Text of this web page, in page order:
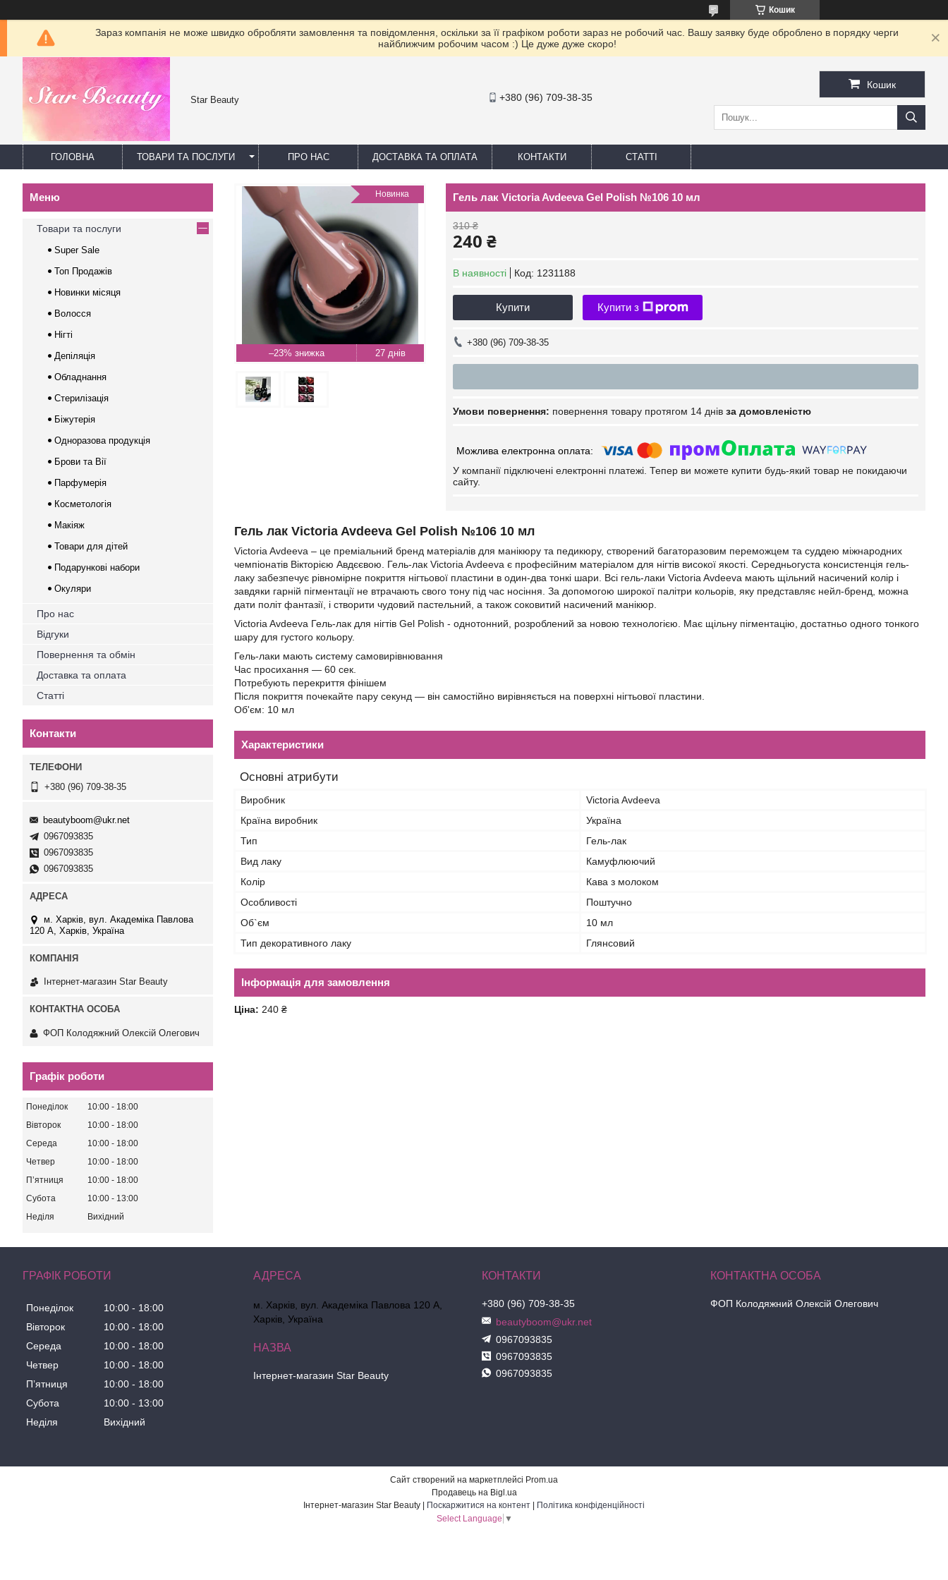
Кошик
Зараз компанія не може швидко обробляти замовлення та повідомлення, оскільки за її графіком роботи зараз не робочий час. Вашу заявку буде оброблено в порядку черги
найближчим робочим часом :) Це дуже дуже скоро!
Star Beauty +380 (96) 709-38-35
Кошик
ГОЛОВНА ТОВАРИ ТА ПОСЛУГИ ПРО НАС ДОСТАВКА ТА ОПЛАТА КОНТАКТИ СТАТТІ
–23% 27 днів
Новинка Гель лак Victoria Avdeeva Gel Polish №106 10 мл
310 ₴
240 ₴
В наявності Код: 1231188
Купити Купити з
+380 (96) 709-38-35
повернення товару протягом 14 днів за домовленістю
У компанії підключені електронні платежі. Тепер ви можете купити будь-який товар не покидаючи
сайту.
Гель лак Victoria Avdeeva Gel Polish №106 10 мл
Victoria Avdeeva – це преміальний бренд матеріалів для манікюру та педикюру, створений багаторазовим переможцем та суддею міжнародних
чемпіонатів Вікторією Авдєєвою. Гель-лак Victoria Avdeeva є професійним матеріалом для нігтів високої якості. Середньогуста консистенція гель-
лаку забезпечує рівномірне покриття нігтьової пластини в один-два тонкі шари. Всі гель-лаки Victoria Avdeeva мають щільний насичений колір і
завдяки гарній пігментації не втрачають свого тону під час носіння. За допомогою широкої палітри кольорів, яку представляє нейл-бренд, можна
дати політ фантазії, і створити чудовий пастельний, а також соковитий насичений манікюр.
Victoria Avdeeva Гель-лак для нігтів Gel Polish - однотонний, розроблений за новою технологією. Має щільну пігментацію, достатньо одного тонкого
шару для густого кольору.
Гель-лаки мають систему самовирівнювання
Час просихання ― 60 сек.
Потребують перекриття фінішем
Після покриття почекайте пару секунд ― він самостійно вирівняється на поверхні нігтьової пластини.
Об'єм: 10 мл
Характеристики
Основні атрибути
Виробник
Victoria Avdeeva
Країна виробник
Україна
Тип
Гель-лак
Вид лаку
Камуфлюючий
Колір
Кава з молоком
Особливості
Поштучно
Об`єм
10 мл
Тип декоративного лаку
Глянсовий
Інформація для замовлення
Ціна: 240 ₴
Товари та послуги
Super Sale
Топ Продажів
Новинки місяця
Волосся
Нігті
Депіляція
Обладнання
Стерилізація
Біжутерія
Одноразова продукція
Брови та Вії
Парфумерія
Косметологія
Макіяж
Товари для дітей
Подарункові набори
Окуляри
Про нас
Відгуки
Повернення та обмін
Доставка та оплата
Статті
Контакти
+380 (96) 709-38-35
beautyboom@ukr.net
0967093835
0967093835
0967093835
м. Харків, вул. Академіка Павлова
120 А, Харків, Україна
Інтернет-магазин Star Beauty
ФОП Колодяжний Олексій Олегович
Графік роботи
Понеділок 10:00
18:00
Вівторок
10:00
18:00
Середа
10:00
18:00
Четвер
10:00
18:00
Пʼятниця
10:00
18:00
Субота
10:00
13:00
Неділя
Вихідний
ГРАФІК РОБОТИ
Понеділок 10:00
18:00
Вівторок
10:00
18:00
Середа
10:00
18:00
Четвер
10:00
18:00
Пʼятниця
10:00
18:00
Субота
10:00
13:00
Неділя
Вихідний
м. Харків, вул. Академіка Павлова 120 А,
Харків, Україна
Інтернет-магазин Star Beauty
+380 (96) 709-38-35
beautyboom@ukr.net
0967093835
0967093835
0967093835
ФОП Колодяжний Олексій Олегович
Сайт створений на маркетплейсі Prom.ua
Продавець на Bigl.ua
Інтернет-магазин Star Beauty | Поскаржитися на контент | Політика конфіденційності
Select Language ▼